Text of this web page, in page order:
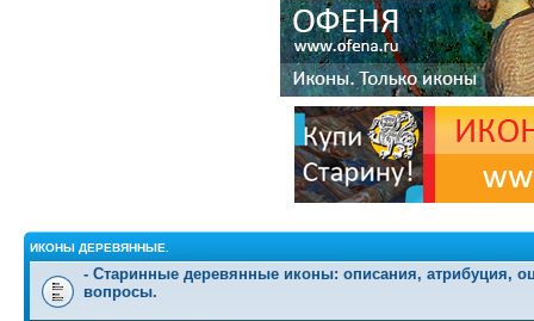
ИКОНЫ ДЕРЕВЯННЫЕ.
- Старинные деревянные иконы: описания, атрибуция,
вопросы.